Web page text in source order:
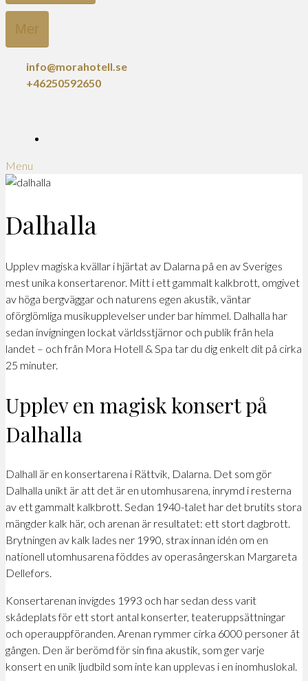
Mer
info@morahotell.se
+46250592650
Menu
Dalhalla
Upplev magiska kvällar i hjärtat av Dalarna på en av Sveriges
mest unika konsertarenor. Mitt i ett gammalt kalkbrott, omgivet
av höga bergväggar och naturens egen akustik, väntar
oförglömliga musikupplevelser under bar himmel. Dalhalla har
sedan invigningen lockat världsstjärnor och publik från hela
landet – och från Mora Hotell & Spa tar du dig enkelt dit på cirka
25 minuter.
Upplev en magisk konsert på
Dalhalla
Dalhall är en konsertarena i Rättvik, Dalarna. Det som gör
Dalhalla unikt är att det är en utomhusarena, inrymd i resterna
av ett gammalt kalkbrott. Sedan 1940-talet har det brutits stora
mängder kalk här, och arenan är resultatet: ett stort dagbrott.
Brytningen av kalk lades ner 1990, strax innan idén om en
nationell utomhusarena föddes av operasångerskan Margareta
Dellefors.
Konsertarenan invigdes 1993 och har sedan dess varit
skådeplats för ett stort antal konserter, teateruppsättningar
och operauppföranden. Arenan rymmer cirka 6000 personer åt
gången. Den är berömd för sin fina akustik, som ger varje
konsert en unik ljudbild som inte kan upplevas i en inomhuslokal.